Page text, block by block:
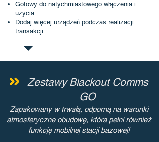
Gotowy do natychmiastowego włączenia i
użycia
Dodaj więcej urządzeń podczas realizacji
transakcji
Zestawy Blackout Comms
GO
Zapakowany w trwałą, odporną na warunki
atmosferyczne obudowę, która pełni również
funkcję mobilnej stacji bazowej!